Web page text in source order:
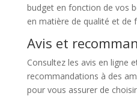
budget en fonction de vos
en matière de qualité et de
Avis et
Consultez les avis en ligne
recommandations à des
pour vous assurer de